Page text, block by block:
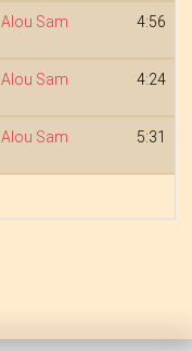
Alou Sam 4:56
Alou Sam 4:24
Alou Sam 5:31